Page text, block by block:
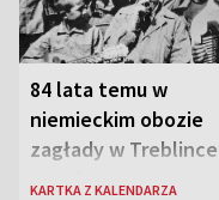
84 lata temu w
niemieckim obozie
zagłady w Treblince
zmarł Janusz Korczak
KARTKA Z KALENDARZA